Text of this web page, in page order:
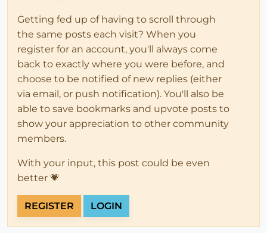
Getting fed up of having to scroll through
the same posts each visit? When you
register for an account, you'll always come
back to exactly where you were before, and
choose to be notified of new replies (either
via email, or push notification). You'll also be
able to save bookmarks and upvote posts to
show your appreciation to other community
members.
With your input, this post could be even
better 💗
REGISTER LOGIN